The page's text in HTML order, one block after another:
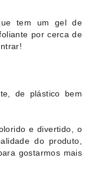
tem um gel de
por cerca de
de plástico bem
e divertido, o
do produto,
gostarmos mais